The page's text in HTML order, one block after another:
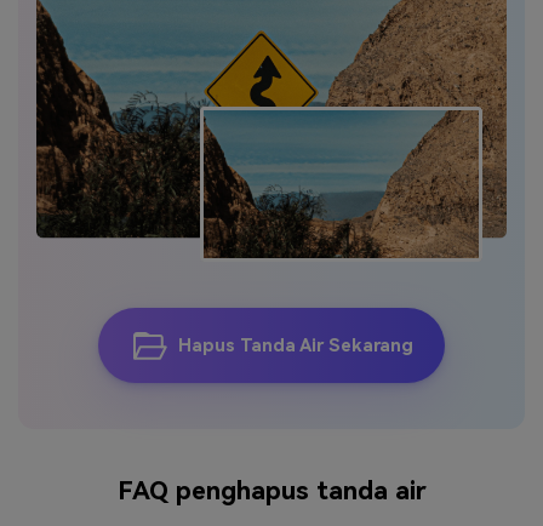
Hapus Tanda Air Sekarang
FAQ penghapus tanda air